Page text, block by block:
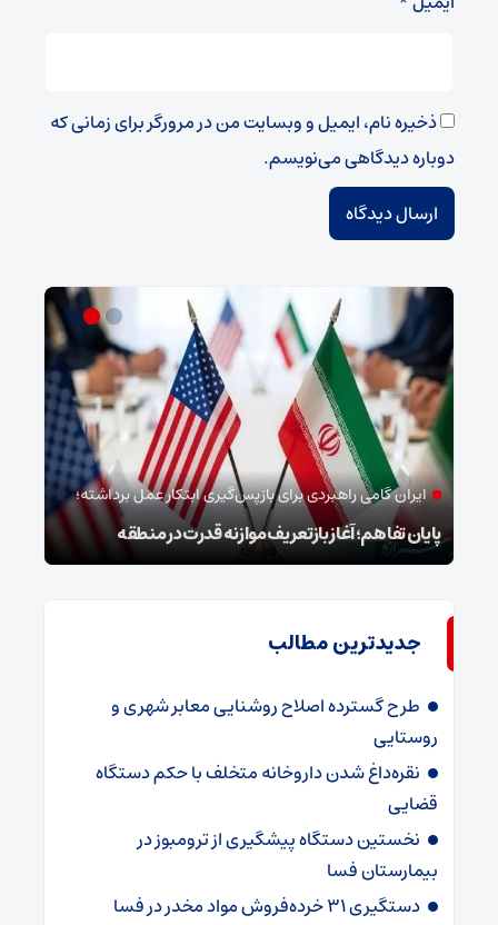
ذخیره نام، ایمیل و وبسایت من در مرورگر برای زمانی که
دوباره دیدگاهی می‌نویسم.
ایران گامی راهبردی برای بازپس‌گیری ابتکار عمل برداشته؛
پایان تفاهم؛ آغاز بازتعریف موازنه قدرت در منطقه
جدیدترین مطالب
طرح گسترده اصلاح روشنایی معابر شهری و
روستایی
نقره‌داغ شدن داروخانه متخلف با حکم دستگاه
قضایی
نخستین دستگاه پیشگیری از ترومبوز در
بیمارستان فسا
دستگیری ۳۱ خرده‌فروش مواد مخدر در فسا